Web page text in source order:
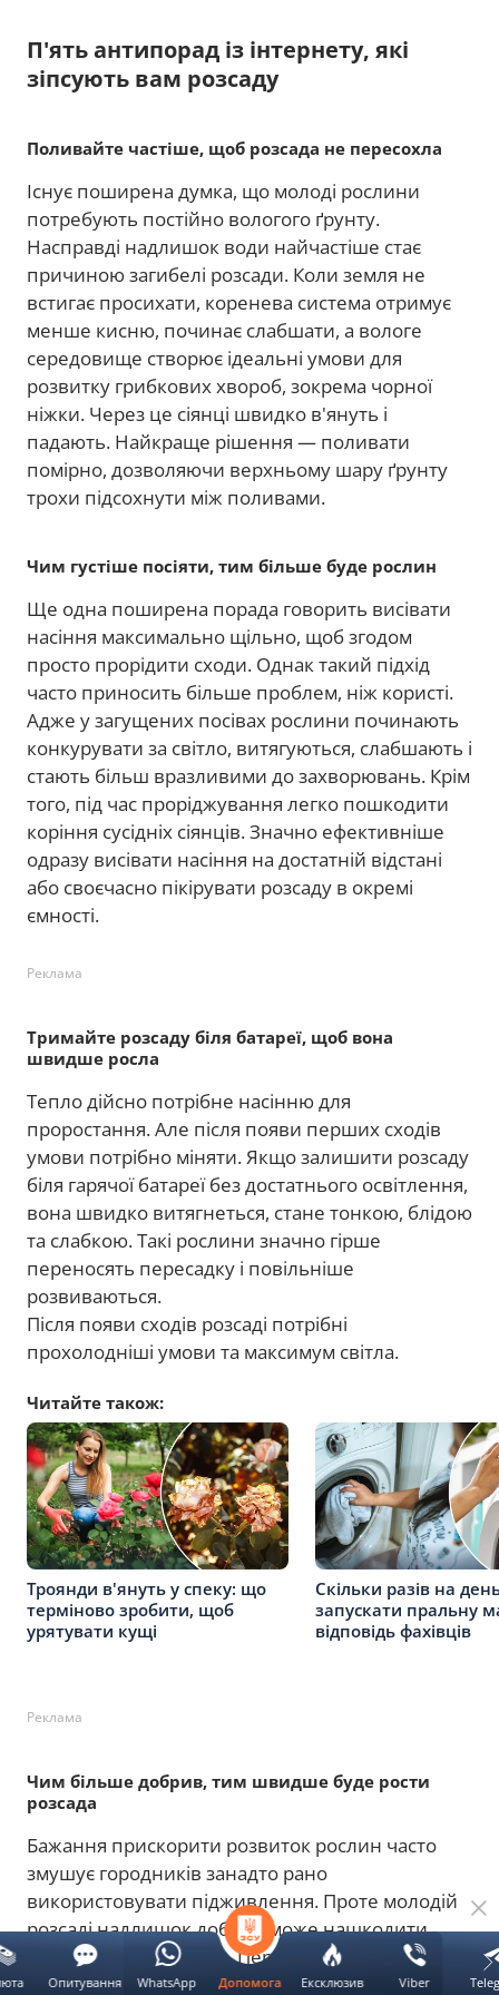
П'ять антипорад із інтернету, які
зіпсують вам розсаду
Поливайте частіше, щоб розсада не пересохла
Існує поширена думка, що молоді рослини
потребують постійно вологого ґрунту.
Насправді надлишок води найчастіше стає
причиною загибелі розсади. Коли земля не
встигає просихати, коренева система отримує
менше кисню, починає слабшати, а вологе
середовище створює ідеальні умови для
розвитку грибкових хвороб, зокрема чорної
ніжки. Через це сіянці швидко в'януть і
падають. Найкраще рішення — поливати
помірно, дозволяючи верхньому шару ґрунту
трохи підсохнути між поливами.
Чим густіше посіяти, тим більше буде рослин
Ще одна поширена порада говорить висівати
насіння максимально щільно, щоб згодом
просто прорідити сходи. Однак такий підхід
часто приносить більше проблем, ніж користі.
Адже у загущених посівах рослини починають
конкурувати за світло, витягуються, слабшають і
стають більш вразливими до захворювань. Крім
того, під час проріджування легко пошкодити
коріння сусідніх сіянців. Значно ефективніше
одразу висівати насіння на достатній відстані
або своєчасно пікірувати розсаду в окремі
ємності.
Реклама
Тримайте розсаду біля батареї, щоб вона
швидше росла
Тепло дійсно потрібне насінню для
проростання. Але після появи перших сходів
умови потрібно міняти. Якщо залишити розсаду
біля гарячої батареї без достатнього освітлення,
вона швидко витягнеться, стане тонкою, блідою
та слабкою. Такі рослини значно гірше
переносять пересадку і повільніше
розвиваються.
Після появи сходів розсаді потрібні
прохолодніші умови та максимум світла.
Читайте також:
Троянди в'януть у спеку: що
терміново зробити, щоб
урятувати кущі
Скільки разів на
запускати пральну
відповідь фахівців
Реклама
Чим більше добрив, тим швидше буде рости
розсада
Бажання прискорити розвиток рослин часто
змушує городників занадто рано
використовувати підживлення. Проте молодій
розсаді надлишок добрив може нашкодити
більше, ніж їх нестача. Перегодовані рослини
активно нарощують зелену масу, але водночас
Допомога Ексклюзив Viber
Опитування WhatsApp